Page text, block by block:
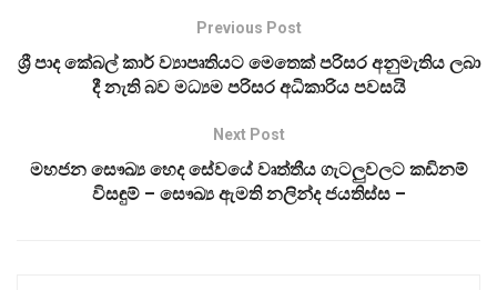
Previous Post
ශ්‍රී පාද කේබල් කාර් ව්‍යාපෘතියට මෙතෙක් පරිසර අනුමැතිය ලබා
දී නැති බව මධ්‍යම පරිසර අධිකාරිය පවසයි
Next Post
මහජන සෞඛ්‍ය හෙද සේවයේ වෘත්තීය ගැටලුවලට කඩිනම්
විසඳුම් – සෞඛ්‍ය ඇමති නලින්ද ජයතිස්ස –